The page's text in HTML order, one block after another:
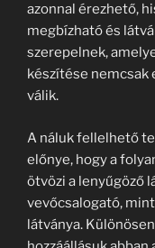
azonnal érezhető,
megbízható és
szerepelnek,
készítése nemcsak
válik.
A náluk fellelhető
előnye, hogy a
ötvözi a lenyűgöző
vevőcsalogató,
látványa.